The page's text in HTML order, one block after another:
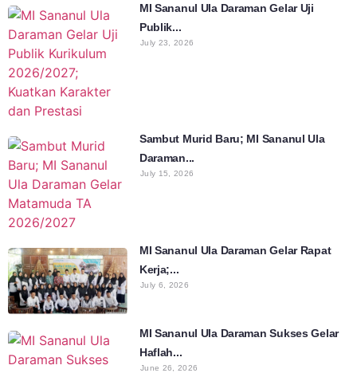
MI Sananul Ula Daraman Gelar Uji
Publik...
July 23, 2026
Sambut Murid Baru; MI Sananul Ula
Daraman...
July 15, 2026
MI Sananul Ula Daraman Gelar Rapat
Kerja;...
July 6, 2026
MI Sananul Ula Daraman Sukses Gelar
Haflah...
June 26, 2026